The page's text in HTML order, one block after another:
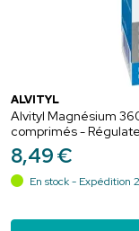
ALVITYL
Alvityl Magnésium
comprimés -
8,49€
En stock - Expédition